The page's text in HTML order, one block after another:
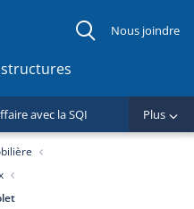
Nous joindre
avec la SQI Plus